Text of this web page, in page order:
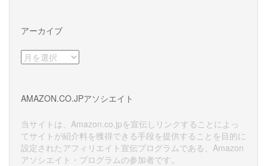
アーカイブ
ア
ー
ブ
AMAZON.CO.JPアソシエイト
当サイトは、Amazon.co.jpを宣伝しリンクすることによっ
てサイトが紹介料を獲得できる手段を提供することを目的に
設定されたアフィリエイト宣伝プログラムである、Amazon
アソシエイト・プログラムの参加者です。